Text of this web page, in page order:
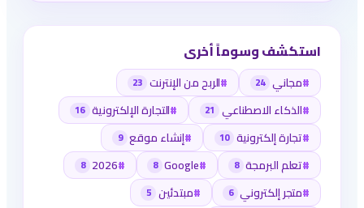
استكشف وسوماً أخرى
#مجاني 24
#الربح من الإنترنت 23
#الذكاء الاصطناعي 21
#التجارة الإلكترونية 16
#تجارة إلكترونية 10
#إنشاء موقع 9
#تعلم البرمجة 8
#
Google
8
#
2026
8
#متجر إلكتروني 6
#مبتدئين 5